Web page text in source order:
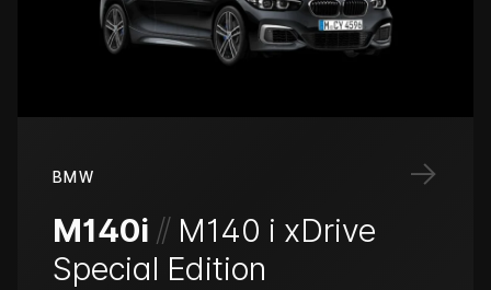
→
BMW
M140i // M140 i xDrive
Special Edition